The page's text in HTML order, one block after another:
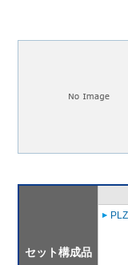
セット構成品